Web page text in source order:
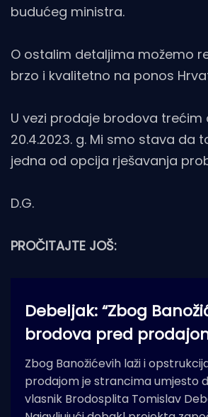
budućeg ministra.
O ostalim detaljima možemo
brzo i kvalitetno na ponos
U vezi prodaje brodova
20.4.2023. g. Mi smo stava da
jedna od opcija rješavanja
D.G.
PROČITAJTE JOŠ:
Debeljak: “Zbog
brodova pred
Zbog Banožićevih laži i
prodajom je strancima umjesto
vlasnik Brodosplita Tomislav